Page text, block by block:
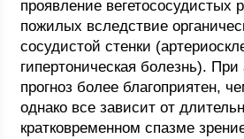
проявление вегетососудистых
пожилых вследствие
сосудистой стенки
гипертоническая болезнь). При
прогноз более благоприятен,
однако все зависит от
кратковременном спазме